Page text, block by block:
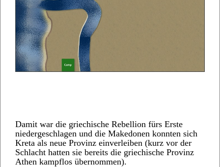
Damit war die griechische Rebellion fürs Erste
niedergeschlagen und die Makedonen konnten sich
Kreta als neue Provinz einverleiben (kurz vor der
Schlacht hatten sie bereits die griechische Provinz
Athen kampflos übernommen).